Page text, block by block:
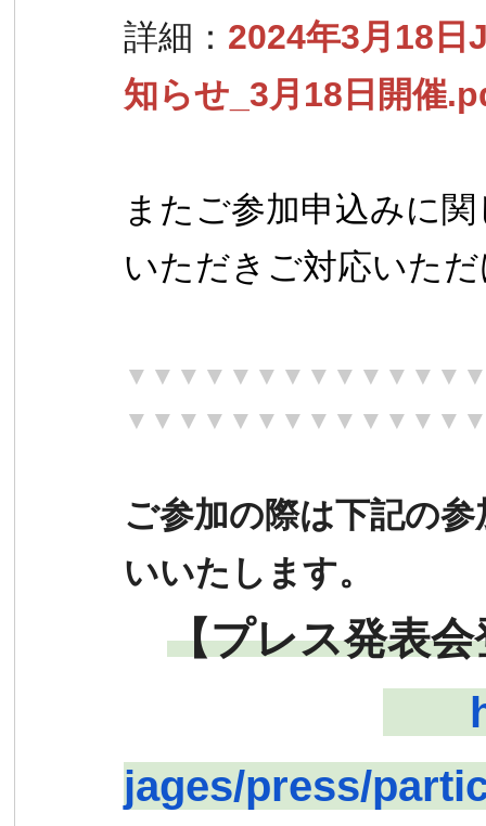
詳細： 2024年3月18日
知らせ_3月18日開催
またご参加申込みに
いただき ご対応いた
▼▼▼▼
ご参加の際は下記の
いいたします。
【プレス発表
jages/press/